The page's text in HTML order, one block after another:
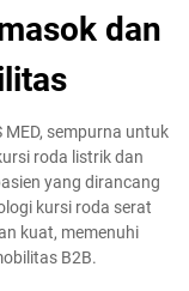
dan
sempurna untuk
roda listrik dan
yang dirancang
kursi roda serat
kuat, memenuhi
B2B.